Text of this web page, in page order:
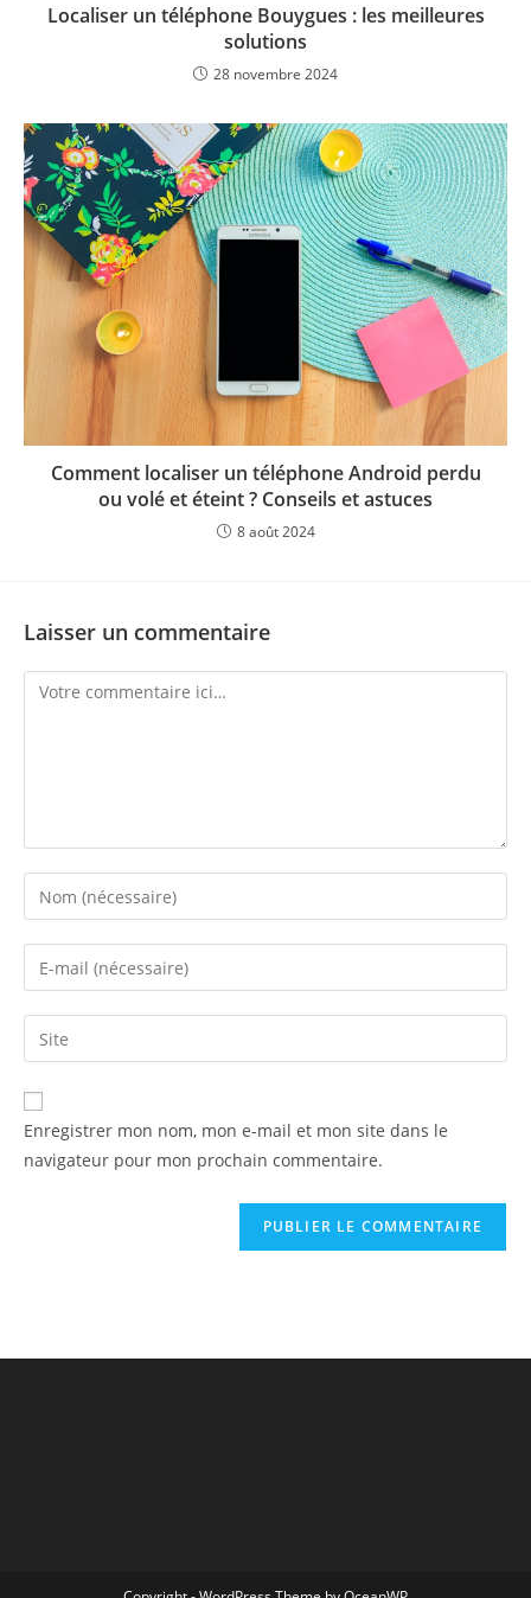
Localiser un téléphone Bouygues : les meilleures
solutions
28 novembre 2024
Comment localiser un téléphone Android perdu
ou volé et éteint ? Conseils et astuces
8 août 2024
Laisser un commentaire
Enregistrer mon nom, mon e-mail et mon site dans le
navigateur pour mon prochain commentaire.